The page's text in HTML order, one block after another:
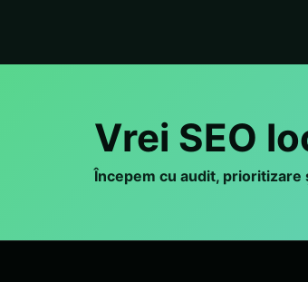
Vrei SEO
Începem cu audit,